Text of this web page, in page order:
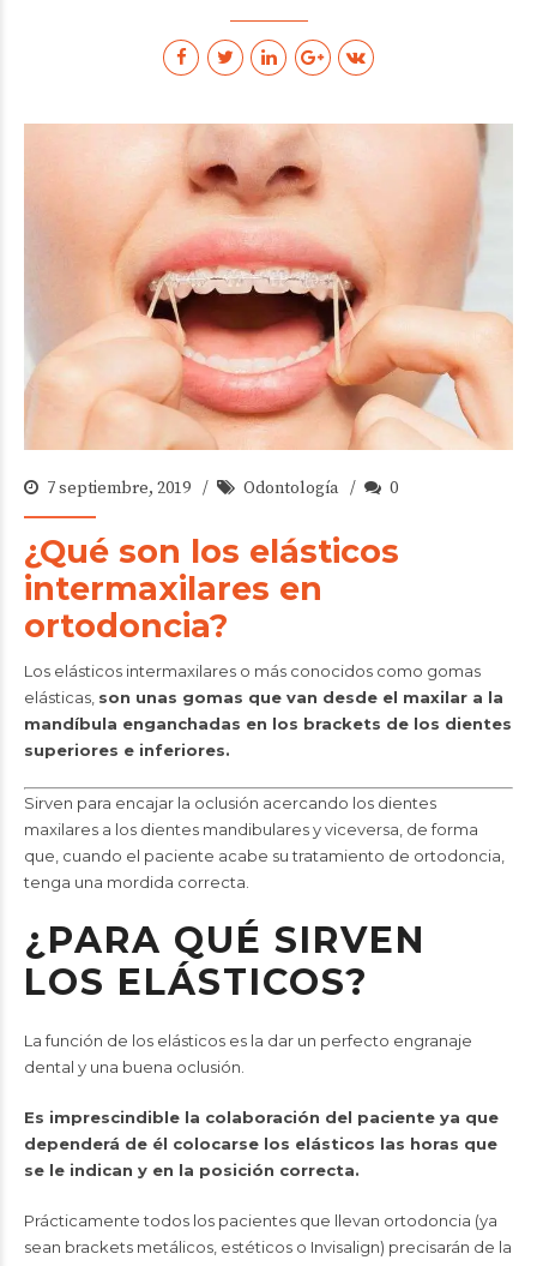
7 septiembre, 2019 Odontología 0
¿Qué son los elásticos
intermaxilares en
ortodoncia?
Los elásticos intermaxilares o más conocidos como gomas
elásticas, son unas gomas que van desde el maxilar a la
mandíbula enganchadas en los brackets de los dientes
superiores e inferiores.
Sirven para encajar la oclusión acercando los dientes
maxilares a los dientes mandibulares y viceversa, de forma
que, cuando el paciente acabe su tratamiento de ortodoncia,
tenga una mordida correcta.
¿PARA QUÉ SIRVEN
LOS ELÁSTICOS?
La función de los elásticos es la dar un perfecto engranaje
dental y una buena oclusión.
Es imprescindible la colaboración del paciente ya que
dependerá de él colocarse los elásticos las horas que
se le indican y en la posición correcta.
Prácticamente todos los pacientes que llevan ortodoncia (ya
sean brackets metálicos, estéticos o Invisalign) precisarán de la